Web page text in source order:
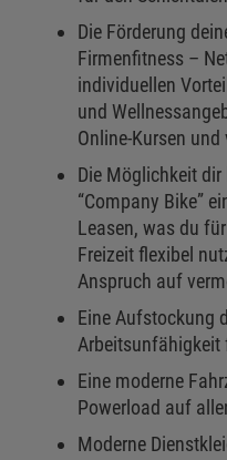
Die Förderung
Firmenfitness –
individuellen
und
Online-Kursen
Die Möglichkeit
“Company Bike”
Leasen, was du
Freizeit flexibel
Anspruch auf
Eine Aufstockung
Eine moderne
Powerload auf
Moderne